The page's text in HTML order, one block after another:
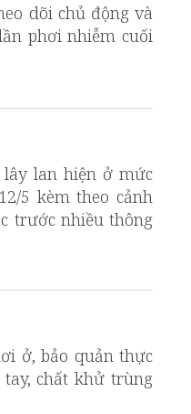
dõi chủ động và
phơi nhiễm cuối
lan hiện ở mức
5 kèm theo cảnh
trước nhiều thông
ở, bảo quản thực
chất khử trùng